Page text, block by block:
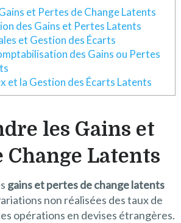
et Pertes de Change Latents
des Gains et Pertes Latents
et Gestion des Écarts
des Gains ou Pertes
et la Gestion des Écarts Latents
les Gains et
Change Latents
gains et pertes de change latents
non réalisées des taux de
opérations en devises étrangères.